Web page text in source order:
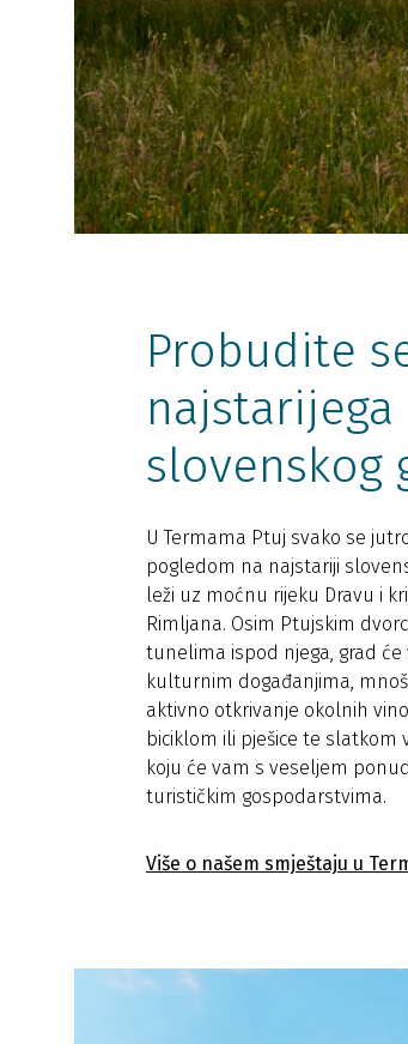
Probudite
najstarijega
slovenskog
U Termama Ptuj svako se
pogledom na najstariji
leži uz moćnu rijeku Dravu i
Rimljana. Osim Ptujskim
tunelima ispod njega, grad će
kulturnim događanjima,
aktivno otkrivanje okolnih
biciklom ili pješice te slatkom
koju će vam s veseljem
turističkim gospodarstvima.
Više o našem smještaju u